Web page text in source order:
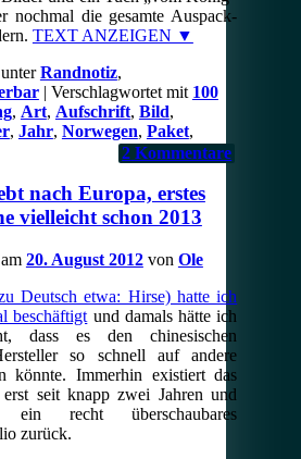
nochmal die gesamte Auspack-
TEXT ANZEIGEN ▼
Randnotiz,
Verschlagwortet mit 100
, Art, Aufschrift, Bild,
, Jahr, Norwegen, Paket,
2 Kommentare
nach Europa, erstes
vielleicht schon 2013
20. August 2012 von Ole
Deutsch etwa: Hirse) hatte ich
beschäftigt und damals hätte ich
dass es den chinesischen
so schnell auf andere
könnte. Immerhin existiert das
erst seit knapp zwei Jahren und
recht überschaubares
zurück.